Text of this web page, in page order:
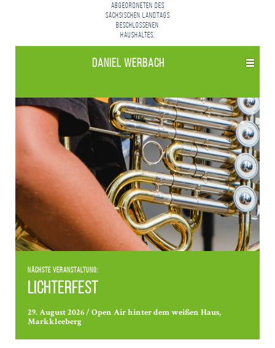
Abgeordneten des
Sächsischen Landtags
beschlossenen
Haushaltes.
Daniel Werbach
Nächste Veranstaltung:
Lichterfest
29. August 2026 / Open Air hinter dem weißen Haus,
Markkleeberg